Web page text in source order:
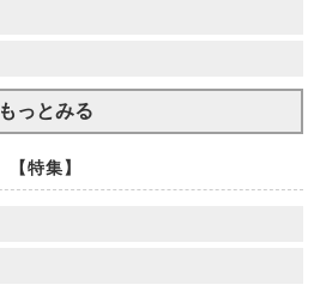
もっとみる
【特集】